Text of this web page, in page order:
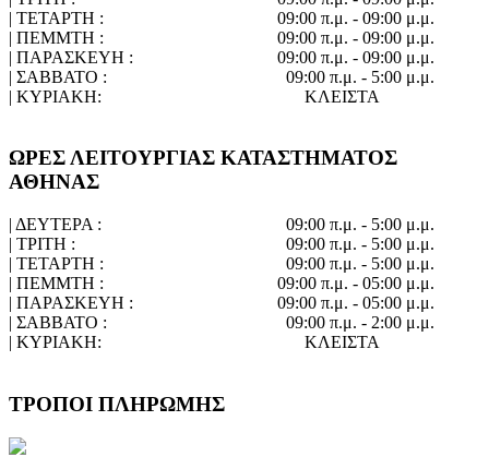
| ΤΕΤΑΡΤΗ :
09:00 π.μ. - 09:00 μ.μ.
| ΠΕΜΜΤΗ :
09:00 π.μ. - 09:00 μ.μ.
| ΠΑΡΑΣΚΕΥΗ :
09:00 π.μ. - 09:00 μ.μ.
| ΣΑΒΒΑΤΟ :
09:00 π.μ. - 5:00 μ.μ.
| ΚΥΡΙΑΚΗ:
ΚΛΕΙΣΤΑ
ΩΡΕΣ ΛΕΙΤΟΥΡΓΙΑΣ ΚΑΤΑΣΤΗΜΑΤΟΣ
ΑΘΗΝΑΣ
| ΔΕΥΤΕΡΑ :
09:00 π.μ. - 5:00 μ.μ.
| ΤΡΙΤΗ :
09:00 π.μ. - 5:00 μ.μ.
| ΤΕΤΑΡΤΗ :
09:00 π.μ. - 5:00 μ.μ.
| ΠΕΜΜΤΗ :
09:00 π.μ. - 05:00 μ.μ.
| ΠΑΡΑΣΚΕΥΗ :
09:00 π.μ. - 05:00 μ.μ.
| ΣΑΒΒΑΤΟ :
09:00 π.μ. - 2:00 μ.μ.
| ΚΥΡΙΑΚΗ:
ΚΛΕΙΣΤΑ
ΤΡΟΠΟΙ ΠΛΗΡΩΜΗΣ